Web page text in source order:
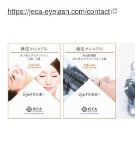
https://jeca-eyelash.com/contact